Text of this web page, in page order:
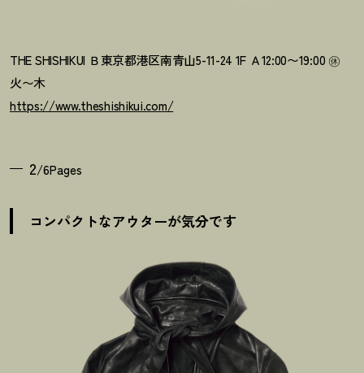
THE SHISHIKUI Ｂ東京都港区南青山5-11-24 1F Ａ12:00〜19:00 ㊡
火〜木
https://www.theshishikui.com/
2/6Pages
コンパクトなアウターが気分です